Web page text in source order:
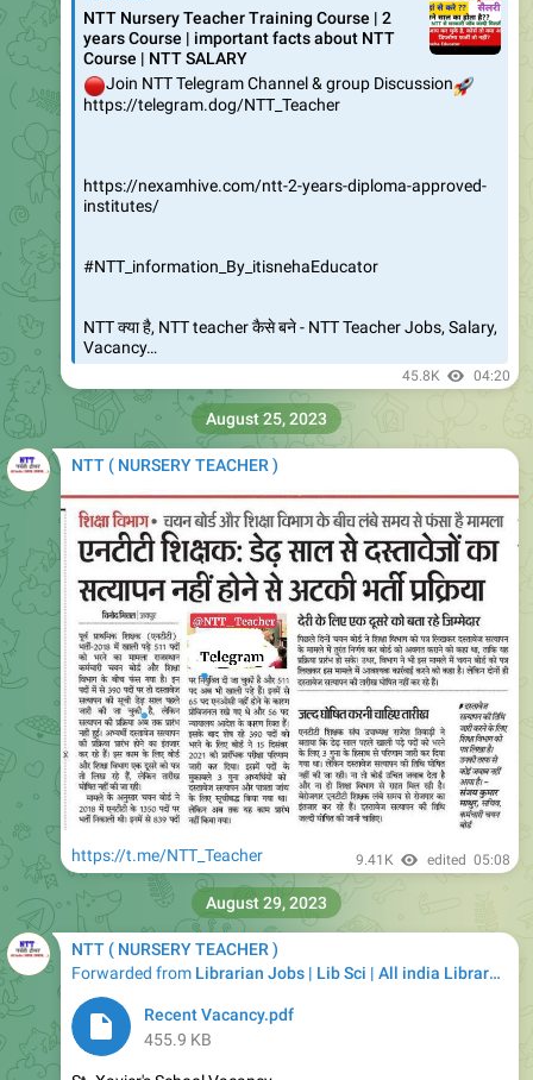
Course | NTT SALARY
Join NTT Telegram Channel & group Discussion
🚀
https://telegram.dog/NTT_Teacher
#NTT_information_By_itisnehaEducator
NTT क्या है, NTT teacher कैसे बने - NTT Teacher Jobs, Salary,
45.8K 04:20
NTT ( NURSERY TEACHER )
https://t.me/NTT_Teacher 9.41K edited05:08
August 25, 2023
NTT ( NURSERY TEACHER )
Forwarded fromLibrarian Jobs | Lib Sci | All india Library Jobs
Recent Vacancy.pdf
St. Xavier's School Vacancy
August 29, 2023